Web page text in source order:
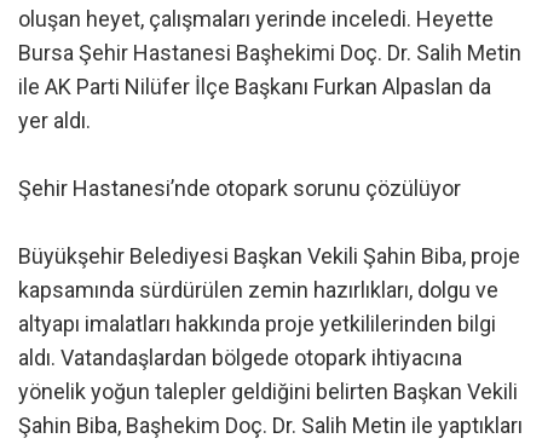
oluşan heyet, çalışmaları yerinde inceledi. Heyette
Bursa Şehir Hastanesi Başhekimi Doç. Dr. Salih Metin
ile AK Parti Nilüfer İlçe Başkanı Furkan Alpaslan da
yer aldı.
Şehir Hastanesi’nde otopark sorunu çözülüyor
Büyükşehir Belediyesi Başkan Vekili Şahin Biba, proje
kapsamında sürdürülen zemin hazırlıkları, dolgu ve
altyapı imalatları hakkında proje yetkililerinden bilgi
aldı. Vatandaşlardan bölgede otopark ihtiyacına
yönelik yoğun talepler geldiğini belirten Başkan Vekili
Şahin Biba, Başhekim Doç. Dr. Salih Metin ile yaptıkları